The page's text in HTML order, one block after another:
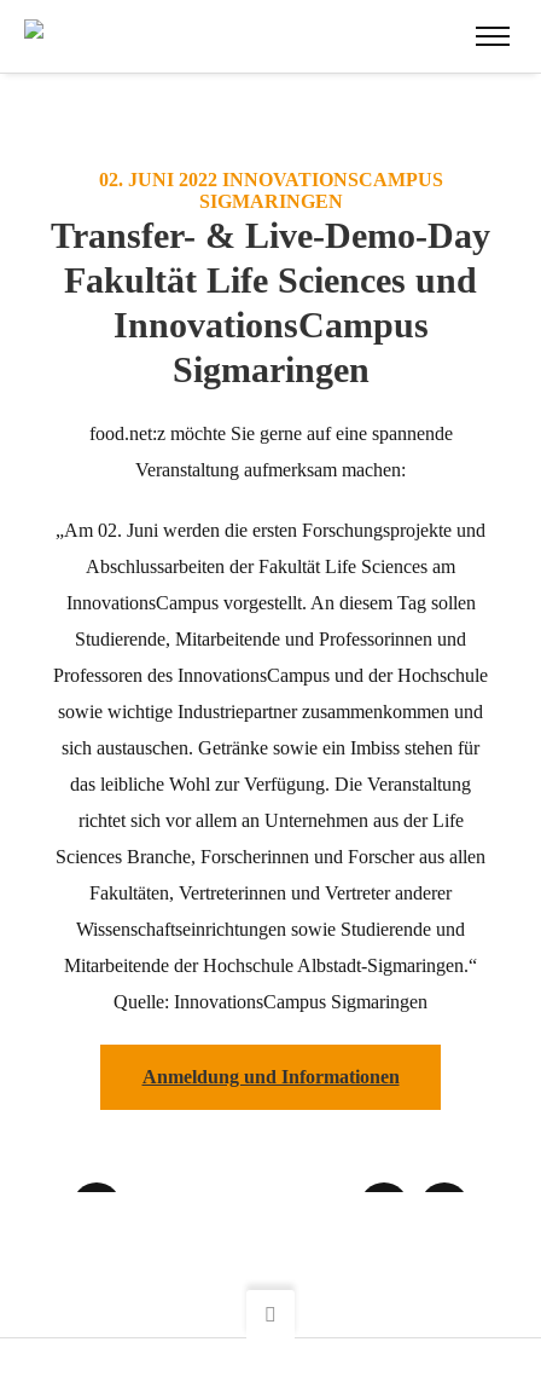
02. JUNI 2022 INNOVATIONSCAMPUS
SIGMARINGEN
Transfer- & Live-Demo-Day
Fakultät Life Sciences und
InnovationsCampus
Sigmaringen
food.net:z möchte Sie gerne auf eine spannende
Veranstaltung aufmerksam machen:
„Am 02. Juni werden die ersten Forschungsprojekte und
Abschlussarbeiten der Fakultät Life Sciences am
InnovationsCampus vorgestellt. An diesem Tag sollen
Studierende, Mitarbeitende und Professorinnen und
Professoren des InnovationsCampus und der Hochschule
sowie wichtige Industriepartner zusammenkommen und
sich austauschen. Getränke sowie ein Imbiss stehen für
das leibliche Wohl zur Verfügung. Die Veranstaltung
richtet sich vor allem an Unternehmen aus der Life
Sciences Branche, Forscherinnen und Forscher aus allen
Fakultäten, Vertreterinnen und Vertreter anderer
Wissenschaftseinrichtungen sowie Studierende und
Mitarbeitende der Hochschule Albstadt-Sigmaringen.“
Quelle: InnovationsCampus Sigmaringen
Anmeldung und Informationen